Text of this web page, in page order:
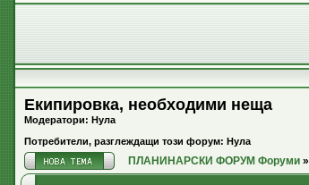
Екипировка, необходими неща
Модератори: Нула
Потребители, разглеждащи този форум: Нула
ПЛАНИНАРСКИ ФОРУМ Форуми »